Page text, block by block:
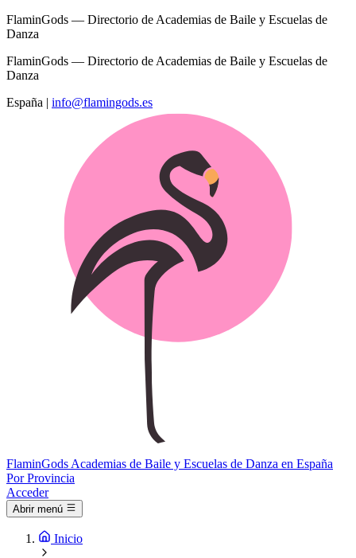
FlaminGods — Directorio de Academias de Baile y Escuelas de
Danza
FlaminGods — Directorio de Academias de Baile y Escuelas de
Danza
España | info@flamingods.es
FlaminGods Academias de Baile y Escuelas de Danza en España
Por Provincia
Acceder
Abrir menú
Inicio